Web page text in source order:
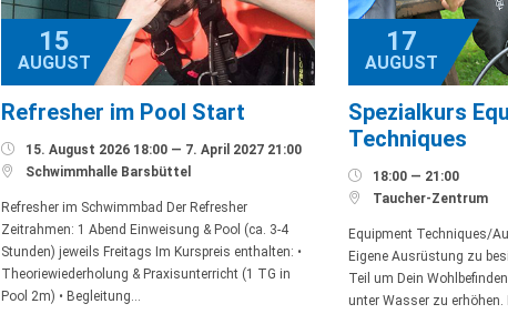
15
AUGUST
Refresher im Pool Start
 15. August 2026 18:00 — 7. April 2027 21:00
 Schwimmhalle Barsbüttel
Refresher im Schwimmbad Der Refresher
Zeitrahmen: 1 Abend Einweisung & Pool (ca. 3-4
Stunden) jeweils Freitags Im Kurspreis enthalten: •
Theoriewiederholung & Praxisunterricht (1 TG in
Pool 2m) • Begleitung…
17
AUGUST
Spezialkurs
Techniques
 18:00 — 21:00
 Taucher-Zentrum
Equipment Techniques/
Eigene Ausrüstung zu
Teil um Dein
unter Wasser zu erhöhen.